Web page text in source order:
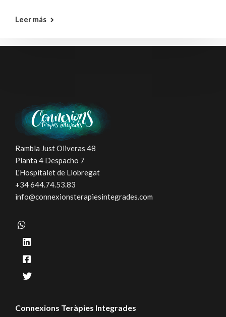
Leer más
Rambla Just Oliveras 48
Planta 4 Despacho 7
L'Hospitalet de Llobregat
+34 644.74.53.83
info@connexionsterapiesintegrades.com
Connexions Teràpies Integrades